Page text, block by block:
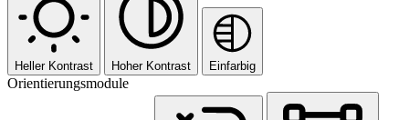
Heller Kontrast Hoher Kontrast Einfarbig
Orientierungsmodule